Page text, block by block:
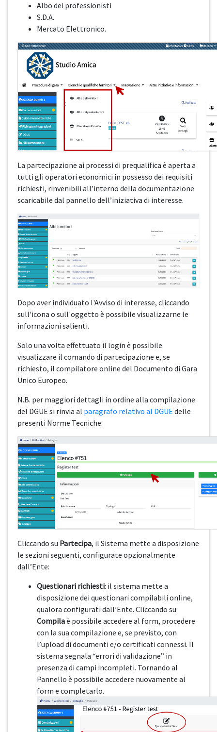
Albo dei professionisti
S.D.A.
Mercato Elettronico.
La partecipazione ai processi di prequalifica è aperta a
tutti gli operatori economici in possesso dei requisiti
richiesti, rinvenibili all’interno della documentazione
scaricabile dal pannello dell’iniziativa di interesse.
Dopo aver individuato l'Avviso di interesse, cliccando
sull'icona o sull'oggetto è possibile visualizzarne le
informazioni salienti.
Solo una volta effettuato il login è possibile
visualizzare il comando di partecipazione e, se
richiesto, il compilatore online del Documento di Gara
Unico Europeo.
N.B. per maggiori dettagli in ordine alla compilazione
del DGUE si rinvia al paragrafo relativo al DGUE delle
presenti Norme Tecniche.
Cliccando su Partecipa, il Sistema mette a disposizione
le sezioni seguenti, configurate opzionalmente
dall’Ente:
Questionari richiesti: il sistema mette a
disposizione dei questionari compilabili online,
qualora configurati dall’Ente. Cliccando su
Compilaè possibile accedere al form, procedere
con la sua compilazione e, se previsto, con
l’upload di documenti e/o certificati connessi. Il
sistema segnala “errori di validazione” in
presenza di campi incompleti. Tornando al
Pannello è possibile accedere nuovamente al
form e completarlo.